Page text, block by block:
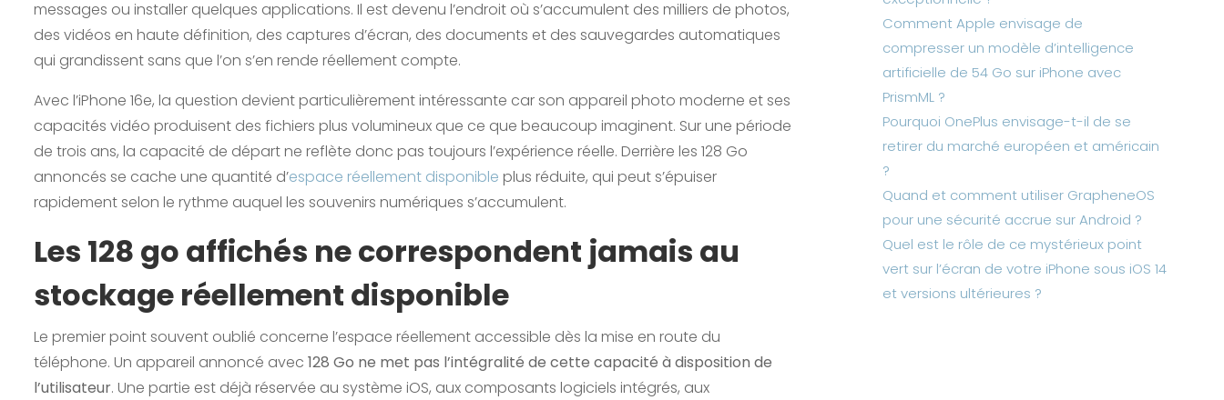
messages ou installer quelques applications. Il est devenu l’endroit où s’accumulent des milliers de photos,
des vidéos en haute définition, des captures d’écran, des documents et des sauvegardes automatiques
qui grandissent sans que l’on s’en rende réellement compte.
Avec l’iPhone 16e, la question devient particulièrement intéressante car son appareil photo moderne et ses
capacités vidéo produisent des fichiers plus volumineux que ce que beaucoup imaginent. Sur une période
de trois ans, la capacité de départ ne reflète donc pas toujours l’expérience réelle. Derrière les 128 Go
annoncés se cache une quantité d’espace réellement disponible plus réduite, qui peut s’épuiser
rapidement selon le rythme auquel les souvenirs numériques s’accumulent.
Les 128 go affichés ne correspondent jamais au
stockage réellement disponible
Le premier point souvent oublié concerne l’espace réellement accessible dès la mise en route du
téléphone. Un appareil annoncé avec 128 Go ne met pas l’intégralité de cette capacité à disposition de
l’utilisateur. Une partie est déjà réservée au système iOS, aux composants logiciels intégrés, aux
Comment Apple envisage de
compresser un modèle d’intelligence
artificielle de 54 Go sur iPhone avec
PrismML ?
Pourquoi OnePlus envisage-t-il de se
retirer du marché européen et américain
?
Quand et comment utiliser GrapheneOS
pour une sécurité accrue sur Android ?
Quel est le rôle de ce mystérieux point
vert sur l’écran de votre iPhone sous iOS 14
et versions ultérieures ?